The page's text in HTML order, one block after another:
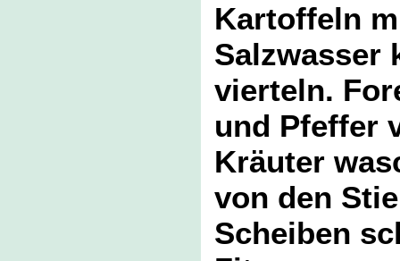
Kartoffeln
Salzwasser
vierteln.
und Pfeffer
Kräuter
von den
Scheiben